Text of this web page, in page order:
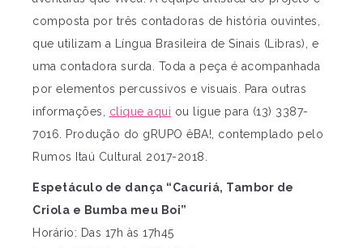
composta por três contadoras de história ouvintes,
que utilizam a Língua Brasileira de Sinais (Libras), e
uma contadora surda. Toda a peça é acompanhada
por elementos percussivos e visuais. Para outras
informações, clique aqui ou ligue para (13) 3387-
7016. Produção do gRUPO êBA!, contemplado pelo
Rumos Itaú Cultural 2017-2018.
Espetáculo de dança “Cacuriá, Tambor de
Criola e Bumba meu Boi”
Horário: Das 17h às 17h45